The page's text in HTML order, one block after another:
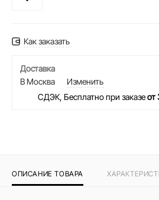
Как заказать
Доставка
В Москва
Изменить
СДЭК, Бесплатно при заказеот
ОПИСАНИЕ ТОВАРА